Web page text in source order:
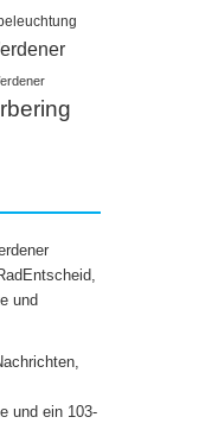
und
und ein 103-